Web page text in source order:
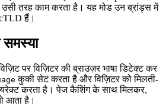
तरह काम करता है। यह मोड उन ब्रांड्स में
हैं।
समस्या
पर विज़िटर की ब्राउज़र भाषा डिटेक्ट कर
कुकी सेट करता है और विज़िटर को मिलती-
करता है। पेज कैशिंग के साथ मिलकर,
आता है।